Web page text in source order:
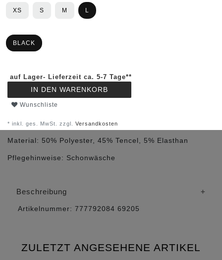
XS S M L
BLACK
auf Lager- Lieferzeit ca. 5-7 Tage**
IN DEN WARENKORB
Wunschliste
* inkl. ges. MwSt. zzgl. Versandkosten
Material: 50% Polyester, 45% Tencel, 5% Elasthan
Pflegehinweise: Schonwäsche
Beschreibung
Artikelnummer: 777792084 69205
ZULETZT ANGESEHENE ARTIKEL